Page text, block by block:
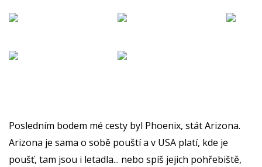
Posledním bodem mé cesty byl Phoenix, stát Arizona.
Arizona je sama o sobě pouští a v USA platí, kde je
poušť, tam jsou i letadla... nebo spíš jejich pohřebiště,